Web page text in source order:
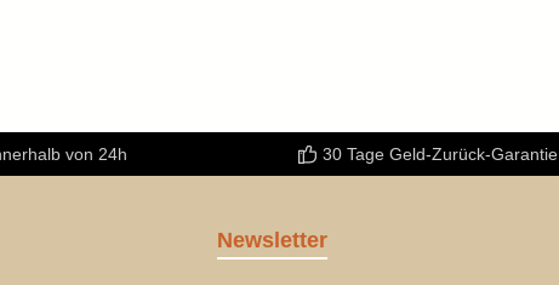
von 24h 30 Tage Geld-Zurück-Garantie
Newsletter